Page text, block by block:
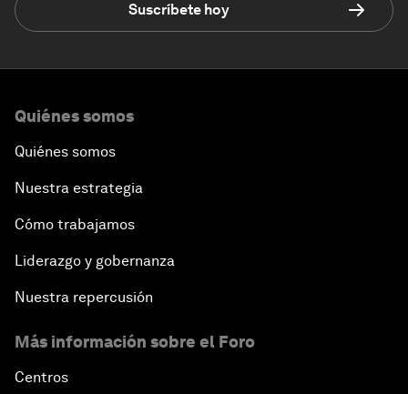
Suscríbete hoy
Quiénes somos
Quiénes somos
Nuestra estrategia
Cómo trabajamos
Liderazgo y gobernanza
Nuestra repercusión
Más información sobre el Foro
Centros